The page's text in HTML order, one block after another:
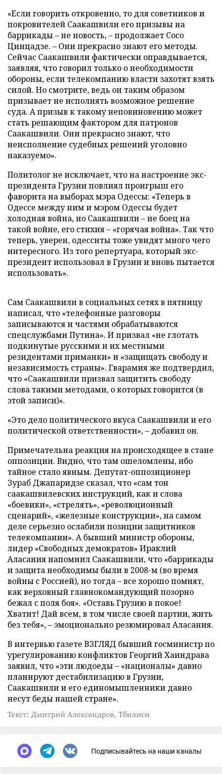
«Если говорить откровенно, то для советников и
покровителей Саакашвили его призывы на
баррикады – не новость, – продолжает Сосо
Цинцадзе. – Они прекрасно знают его методы.
Сейчас Саакашвили фактически оправдывается,
заявляя, что говорил только о необходимости
обороны, если телекомпанию власти захотят взять
силой. Но смотрите, ведь он таким образом
призывает не исполнять возможное решение
суда. А призыв к такому неповиновению может
стать решающим фактором для патронов
Саакашвили. Они прекрасно знают, что
неисполнение судебных решений уголовно
наказуемо».
Политолог не исключает, что на настроение экс-
президента Грузии повлиял проигрыш его
фаворита на выборах мэра Одессы: «Теперь в
Одессе между ним и мэром Одессы будет
холодная война, но Саакашвили – не боец на
такой войне, его стихия – «горячая война». Так что
теперь, уверен, одесситы тоже увидят много чего
интересного. Из того репертуара, который экс-
президент использовал в Грузии и вновь пытается
использовать».
Сам Саакашвили в социальных сетях в пятницу
написал, что «телефонные разговоры
записываются и частями обрабатываются
спецслужбами Путина». И призвал «не глотать
подкинутые русскими и их местными
резидентами приманки» и «защищать свободу и
независимость страны». Гварамия же подтвердил,
что «Саакашвили призвал защитить свободу
слова такими методами, о которых говорится (в
этой записи)».
«Это дело политического вкуса Саакашвили и его
политической ответственности», – добавил он.
Примечательна реакция на происходящее в стане
оппозиции. Видно, что там ошеломлены, ибо
тайное стало явным. Депутат-оппозиционер
Зураб Джапаридзе сказал, что «сам тон
саакашвилевских инструкций, как и слова
«боевики», «стрелять», «революционный
сценарий», «железные конструкции», на самом
деле серьезно ослабили позиции защитников
телекомпании». А бывший министр обороны,
лидер «Свободных демократов» Ираклий
Аласания напомнил Саакашвили, что «баррикады
и защита необходимы были в 2008-м (во время
войны с Россией), но тогда – все хорошо помнят,
как верховный главнокомандующий позорно
бежал с поля боя». «Оставь Грузию в покое!
Хватит! Дай всем, в том числе своей партии, жить
без тебя», – эмоционально резюмировал Аласания.
В интервью газете ВЗГЛЯД бывший госминистр по
урегулированию конфликтов Георгий Хаиндрава
заявил, что «эти людоеды – «националы» давно
планируют дестабилизацию в Грузии,
Саакашвили и его единомышленники давно
несут беды нашей стране».
Текст: Дмитрий Александров, Тбилиси
Подписывайтесь на наши каналы